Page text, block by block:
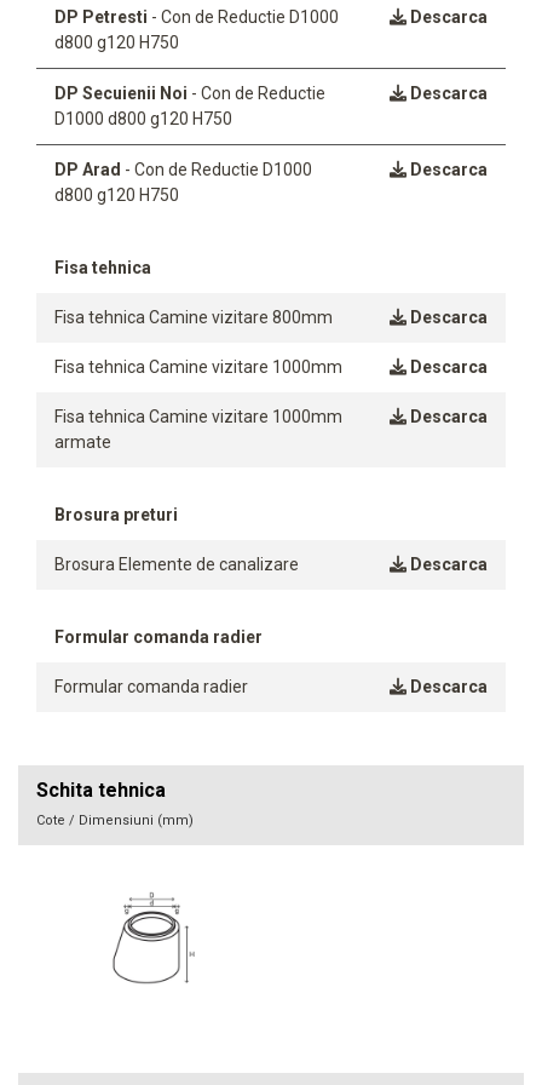
DP Petresti - Con de Reductie D1000
d800 g120 H750
Descarca
DP Secuienii Noi - Con de Reductie
D1000 d800 g120 H750
Descarca
DP Arad - Con de Reductie D1000
d800 g120 H750
Descarca
Fisa tehnica
Fisa tehnica Camine vizitare 800mm Descarca
Fisa tehnica Camine vizitare 1000mm Descarca
Fisa tehnica Camine vizitare 1000mm
armate
Descarca
Brosura preturi
Brosura Elemente de canalizare Descarca
Formular comanda radier
Formular comanda radier Descarca
Schita tehnica
Cote / Dimensiuni (mm)